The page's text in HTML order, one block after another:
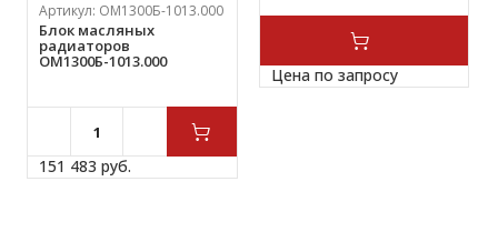
Артикул: ОМ1300Б-1013.000
Блок масляных
радиаторов
ОМ1300Б-1013.000
151 483 руб.
Цена по запросу